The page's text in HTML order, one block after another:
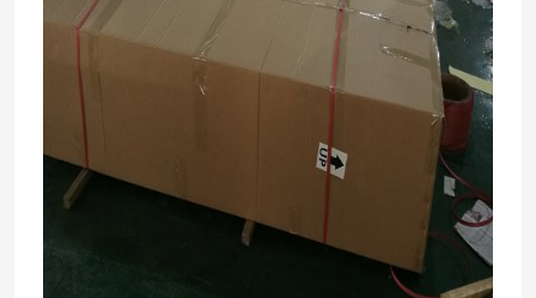
अस्पताल में डिलीवरी बेड
प्रसूति तालिका सहायक उपकरण